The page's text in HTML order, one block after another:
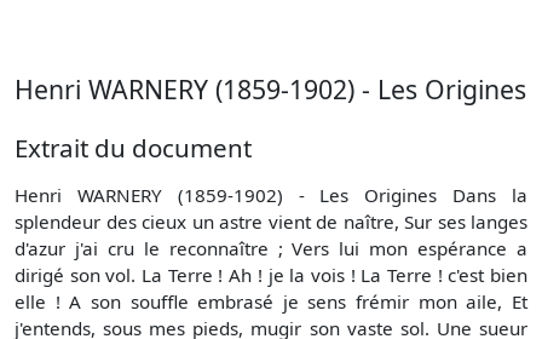
Henri WARNERY (1859-1902) - Les Origines
Extrait du document
Henri WARNERY (1859-1902) - Les Origines Dans la
splendeur des cieux un astre vient de naître, Sur ses langes
d'azur j'ai cru le reconnaître ; Vers lui mon espérance a
dirigé son vol. La Terre ! Ah ! je la vois ! La Terre ! c'est bien
elle ! A son souffle embrasé je sens frémir mon aile, Et
j'entends, sous mes pieds, mugir son vaste sol. Une sueur